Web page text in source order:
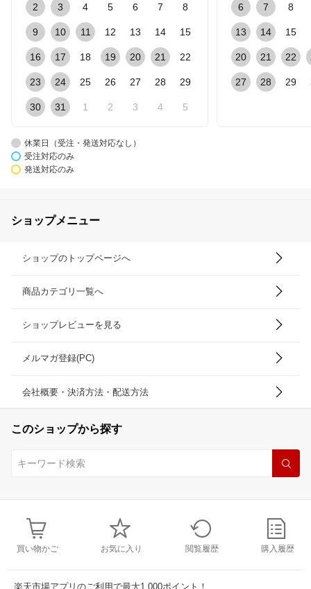
2 3 4 5 6 7 8
9 10 11 12 13 14 15
16 17 18 19 20 21 22
23 24 25 26 27 28 29
30 31 1 2 3 4 5
6 7 8
13 14 15
20 21 22
27 28 29
休業日（受注・発送対応なし）
受注対応のみ
発送対応のみ
ショップメニュー
ショップのトップページへ
商品カテゴリ一覧へ
ショップレビューを見る
メルマガ登録(PC)
会社概要・決済方法・配送方法
このショップから探す
買い物かご お気に入り 閲覧履歴 購入履歴
楽天市場アプリのご利用で最大1,000ポイント！